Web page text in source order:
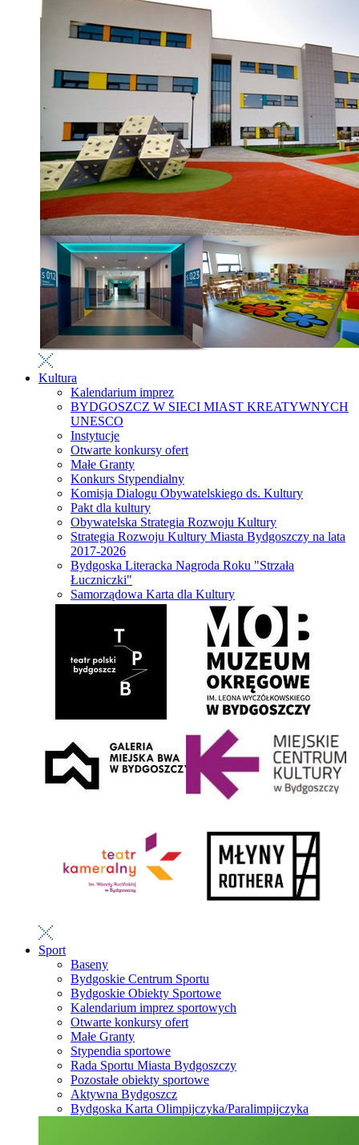
Kultura
Kalendarium imprez
BYDGOSZCZ W SIECI MIAST KREATYWNYCH
UNESCO
Instytucje
Otwarte konkursy ofert
Małe Granty
Konkurs Stypendialny
Komisja Dialogu Obywatelskiego ds. Kultury
Pakt dla kultury
Obywatelska Strategia Rozwoju Kultury
Strategia Rozwoju Kultury Miasta Bydgoszczy na lata
2017-2026
Bydgoska Literacka Nagroda Roku "Strzała
Łuczniczki"
Samorządowa Karta dla Kultury
Sport
Baseny
Bydgoskie Centrum Sportu
Bydgoskie Obiekty Sportowe
Kalendarium imprez sportowych
Otwarte konkursy ofert
Małe Granty
Stypendia sportowe
Rada Sportu Miasta Bydgoszczy
Pozostałe obiekty sportowe
Aktywna Bydgoszcz
Bydgoska Karta Olimpijczyka/Paralimpijczyka